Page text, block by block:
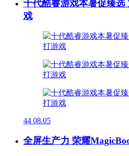
十代酷睿游戏本暑促臻选
戏
44 08.05
全屏生产力 荣耀